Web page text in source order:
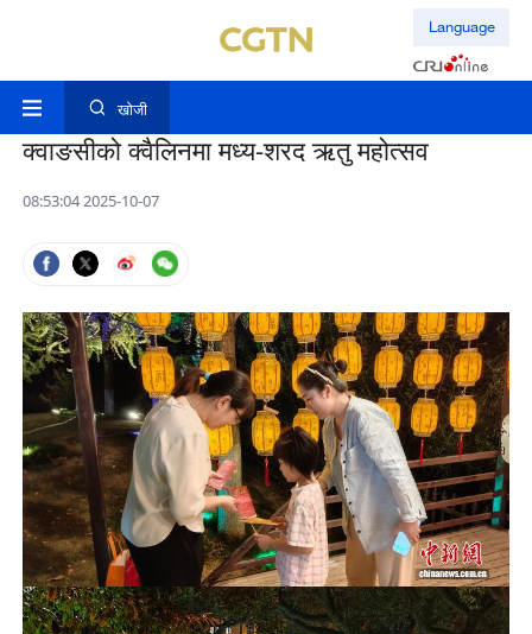
Language
खोजी
क्वाङसीको क्वैलिनमा मध्य-शरद ऋतु महोत्सव
08:53:04 2025-10-07